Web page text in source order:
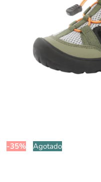
-35% Agotado